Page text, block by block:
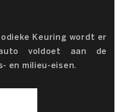
Keuring wordt er
voldoet aan de
en milieu-eisen.